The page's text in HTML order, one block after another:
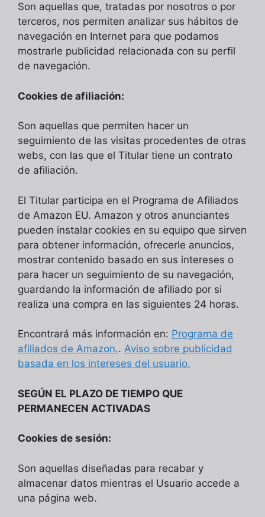
Son aquellas que, tratadas por nosotros o por
terceros, nos permiten analizar sus hábitos de
navegación en Internet para que podamos
mostrarle publicidad relacionada con su perfil
de navegación.
Cookies de afiliación:
Son aquellas que permiten hacer un
seguimiento de las visitas procedentes de otras
webs, con las que el Titular tiene un contrato
de afiliación.
El Titular participa en el Programa de Afiliados
de Amazon EU. Amazon y otros anunciantes
pueden instalar cookies en su equipo que sirven
para obtener información, ofrecerle anuncios,
mostrar contenido basado en sus intereses o
para hacer un seguimiento de su navegación,
guardando la información de afiliado por si
realiza una compra en las siguientes 24 horas.
Encontrará más información en: Programa de
afiliados de Amazon.. Aviso sobre publicidad
basada en los intereses del usuario.
SEGÚN EL PLAZO DE TIEMPO QUE
PERMANECEN ACTIVADAS
Cookies de sesión:
Son aquellas diseñadas para recabar y
almacenar datos mientras el Usuario accede a
una página web.